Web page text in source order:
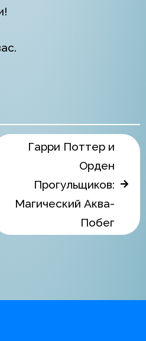
Гарри Поттер и
Орден
Прогульщиков:
Магический Аква-
Побег